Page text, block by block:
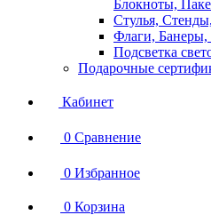
Блокноты,
Стулья,
Флаги, Банеры,
Подсветка
Подарочные
Кабинет
0 Сравнение
0 Избранное
0 Корзина